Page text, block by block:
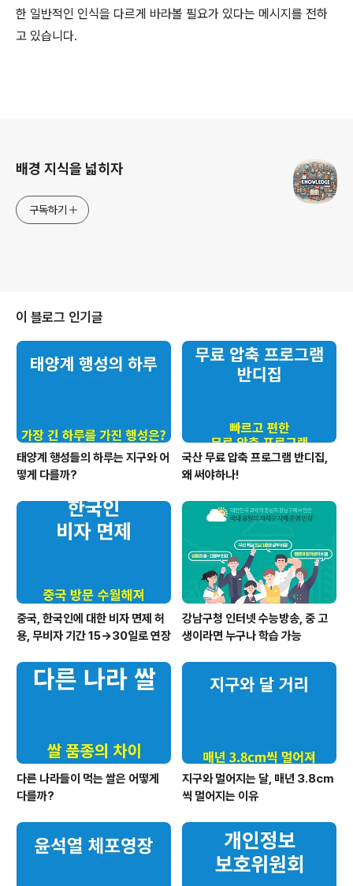
한 일반적인 인식을 다르게 바라볼 필요가 있다는 메시지를 전하
고 있습니다.
배경 지식을 넓히자
구독하기
이 블로그 인기글
태양계 행성들의 하루는 지구와 어
떻게 다를까?
국산 무료 압축 프로그램 반디집,
왜 써야하나!
중국, 한국인에 대한 비자 면제 허
용, 무비자 기간 15→30일로 연장
강남구청 인터넷 수능방송, 중 고
생이라면 누구나 학습 가능
다른 나라들이 먹는 쌀은 어떻게
다를까?
지구와 멀어지는 달, 매년 3.8cm
씩 멀어지는 이유